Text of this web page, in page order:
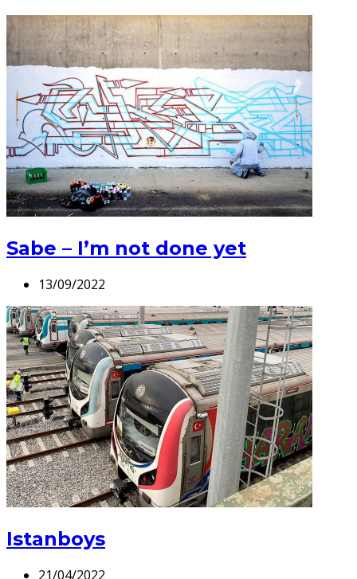
Sabe – I’m not done yet
13/09/2022
Istanboys
21/04/2022